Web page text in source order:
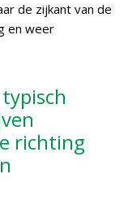
de zijkant van de
en weer
richting